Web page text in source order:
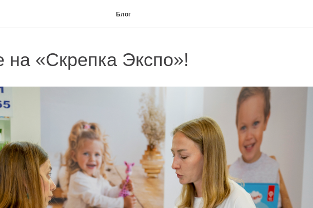
Блог
на «Скрепка Экспо»!